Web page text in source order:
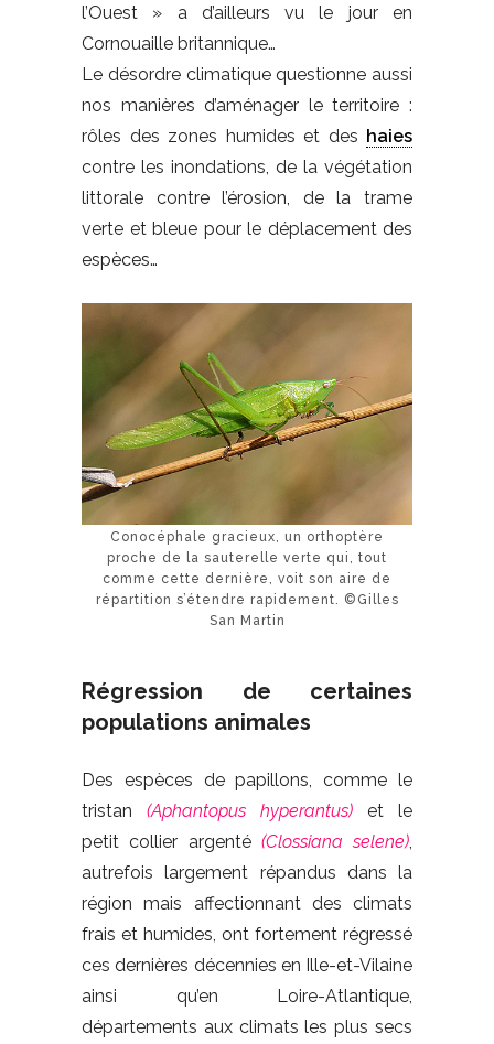
l’Ouest » a d’ailleurs vu le jour en
Cornouaille britannique…
Le désordre climatique questionne aussi
nos manières d’aménager le territoire :
rôles des zones humides et des haies
contre les inondations, de la végétation
littorale contre l’érosion, de la trame
verte et bleue pour le déplacement des
espèces…
Conocéphale gracieux, un orthoptère
proche de la sauterelle verte qui, tout
comme cette dernière, voit son aire de
répartition s’étendre rapidement. ©Gilles
San Martin
Régression de certaines
populations animales
Des espèces de papillons, comme le
tristan (Aphantopus hyperantus) et le
petit collier argenté (Clossiana selene),
autrefois largement répandus dans la
région mais affectionnant des climats
frais et humides, ont fortement régressé
ces dernières décennies en Ille-et-Vilaine
ainsi qu’en Loire-Atlantique,
départements aux climats les plus secs